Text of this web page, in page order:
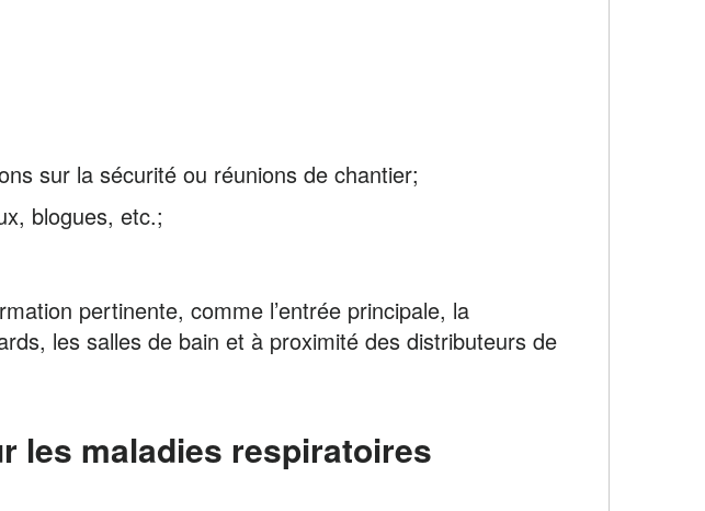
sur la sécurité ou réunions de chantier;
blogues, etc.;
pertinente, comme l’entrée principale, la
les salles de bain et à proximité des distributeurs de
les maladies respiratoires